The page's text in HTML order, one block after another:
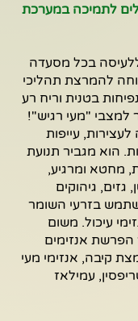
לתמיכה במערכת
בכל מסעדה
להמרצת תהליכי
בטנית וריח רע
"מעי רגיש"!
עייפות
הוא מגביר תנועת
מחטא ומרגיע,
גזים, גיהוקים
בזרעי השומר
עיכול. משום
אנזימים
קיבה, אנזימי מעי
עמילאז